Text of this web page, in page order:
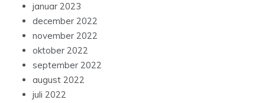
januar 2023
december 2022
november 2022
oktober 2022
september 2022
august 2022
juli 2022